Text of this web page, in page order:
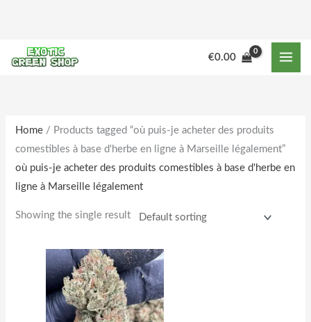
content
€0.00
r
i
c
Home / Products tagged “où puis-je acheter des produits
comestibles à base d'herbe en ligne à Marseille légalement”
où puis-je acheter des produits comestibles à base d'herbe en
ligne à Marseille légalement
Showing the single result
Price
range:
€170.00
through
€1,800.00
This
product
has
multiple